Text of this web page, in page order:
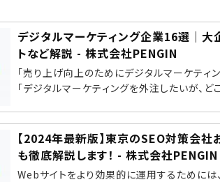
デジタルマーケティング企業16選｜大
トなど解説 - 株式会社PENGIN
「売り上げ向上のためにデジタルマーケティ
「デジタルマーケティングを外注したいが、
【2024年最新版】東京のSEO対策会
も徹底解説します！ - 株式会社PENGIN
Webサイトをより効果的に運用するために